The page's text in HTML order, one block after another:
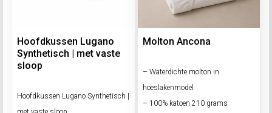
Hoofdkussen Lugano
Synthetisch | met vaste
sloop
Hoofdkussen Lugano Synthetisch |
Molton Ancona
– Waterdichte molton in
hoeslakenmodel
– 100% katoen 210 grams